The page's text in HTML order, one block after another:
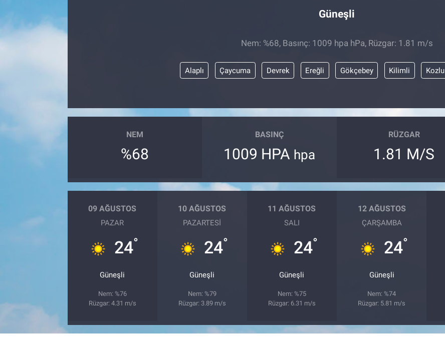
Güneşli
Nem: %68, Basınç: 1009 hpa hPa, Rüzgar: 1.81 m/s
Alaplı Çaycuma Devrek Ereğli Gökçebey Kilimli Kozlu
NEM
%68
BASINÇ
1009 HPA hpa
RÜZGAR
1.81 M/S
09 AĞUSTOS
PAZAR
24°
Güneşli
Nem: %76
Rüzgar: 4.31 m/s
10 AĞUSTOS
PAZARTESI
24°
Güneşli
Nem: %79
Rüzgar: 3.89 m/s
11 AĞUSTOS
SALI
24°
Güneşli
Nem: %75
Rüzgar: 6.31 m/s
12 AĞUSTOS
ÇARŞAMBA
24°
Güneşli
Nem: %74
Rüzgar: 5.81 m/s
Özel Haber